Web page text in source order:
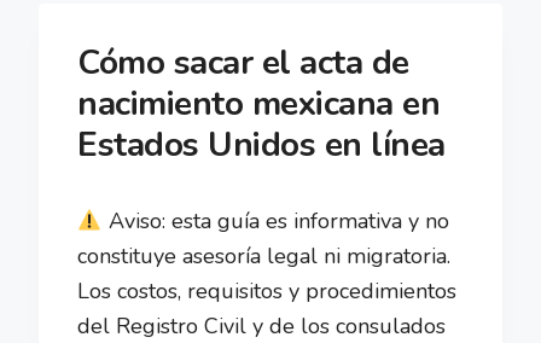
Cómo sacar el acta de
nacimiento mexicana en
Estados Unidos en línea
Aviso: esta guía es informativa y no
constituye asesoría legal ni migratoria.
Los costos, requisitos y procedimientos
del Registro Civil y de los consulados